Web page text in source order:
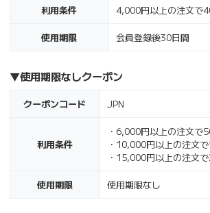
利用条件 4,000円以上の注文で
使用期限 会員登録後30日間
▼使用期限なしクーポン
クーポンコード JPN
利用条件
・6,000円以上の注文で
・10,000円以上の注文
・15,000円以上の注文
使用期限 使用期限なし